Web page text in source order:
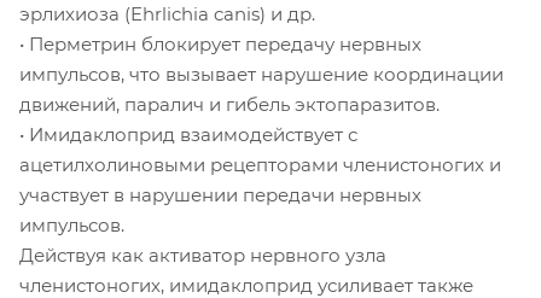
эрлихиоза (Ehrlichia canis) и др.
• Перметрин блокирует передачу нервных
импульсов, что вызывает нарушение координации
движений, паралич и гибель эктопаразитов.
• Имидаклоприд взаимодействует с
ацетилхолиновыми рецепторами членистоногих и
участвует в нарушении передачи нервных
импульсов.
Действуя как активатор нервного узла
членистоногих, имидаклоприд усиливает также